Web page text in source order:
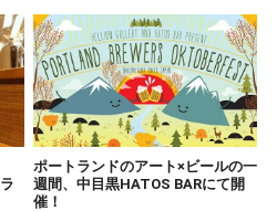
ポートランドのアート×ビールの一
週間、中目黒HATOS BARにて開
催！